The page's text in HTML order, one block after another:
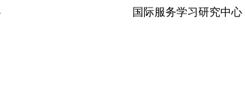
研究中心 国际服务学